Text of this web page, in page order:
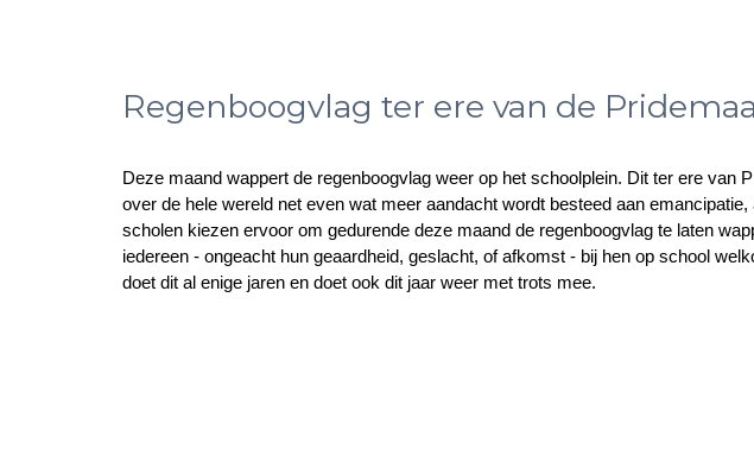
Regenboogvlag ter ere van de
Deze maand wappert de regenboogvlag weer op het schoolplein. Dit ter ere van
over de hele wereld net even wat meer aandacht wordt besteed aan
scholen kiezen ervoor om gedurende deze maand de regenboogvlag te laten
iedereen - ongeacht hun geaardheid, geslacht, of afkomst - bij hen op school
doet dit al enige jaren en doet ook dit jaar weer met trots mee.